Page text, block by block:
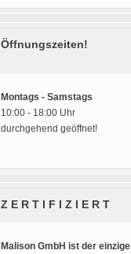
Öffnungszeiten!
Montags - Samstags
10:00 - 18:00 Uhr
durchgehend geöffnet!
Z E R T I F I Z I E R T
Malison GmbH ist der einzige